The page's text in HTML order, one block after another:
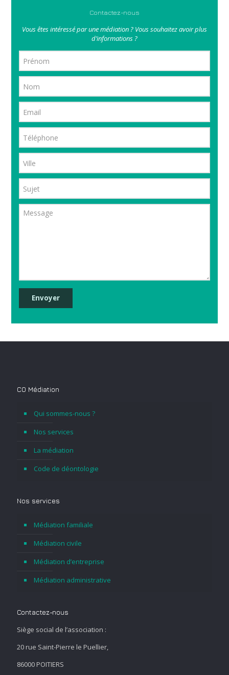
Contactez-nous
Vous êtes intéressé par une médiation ? Vous souhaitez avoir plus
d’informations ?
Envoyer
CO Médiation
Qui sommes-nous ?
Nos services
La médiation
Code de déontologie
Nos services
Médiation familiale
Médiation civile
Médiation d’entreprise
Médiation administrative
Contactez-nous
Siège social de l’association :
20 rue Saint-Pierre le Puellier,
86000 POITIERS